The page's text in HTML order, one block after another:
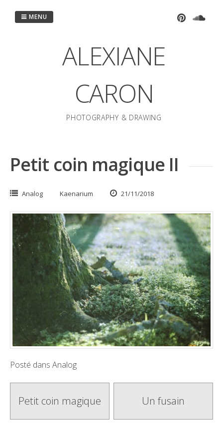
ALEXIANE
CARON
PHOTOGRAPHY & DRAWING
MENU
Petit coin magique II
Analog Kaenarium 21/11/2018
Posté dans Analog
Poste
navigation
Petit coin magique Un fusain